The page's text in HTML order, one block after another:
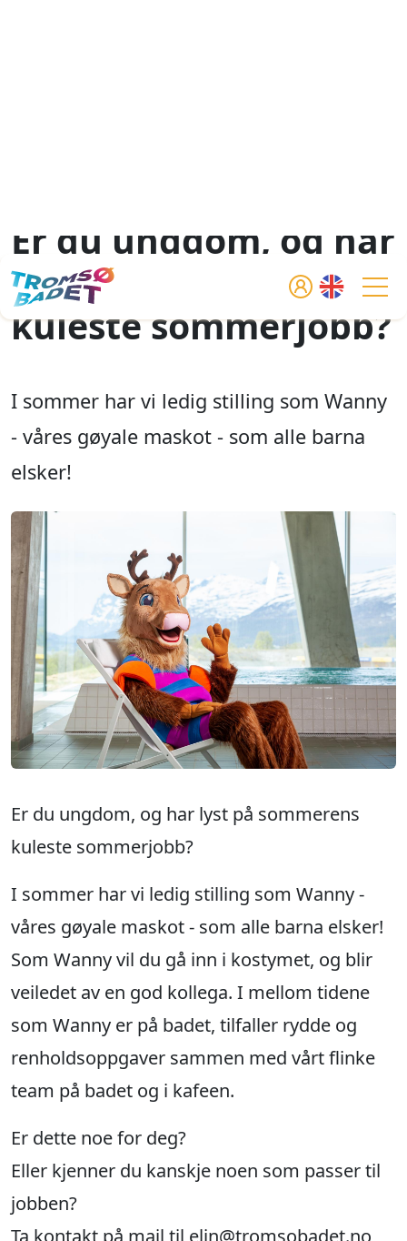
elsker!
Er du ungdom, og har lyst på sommerens
kuleste sommerjobb?
I sommer har vi ledig stilling som Wanny -
våres gøyale maskot - som alle barna elsker!
Som Wanny vil du gå inn i kostymet, og blir
veiledet av en god kollega. I mellom tidene
renholdsoppgaver sammen med vårt flinke
team på badet og i kafeen.
Er dette noe for deg?
Eller kjenner du kanskje noen som passer til
jobben?
Ta kontakt på mail til elin@tromsobadet.no
for å høre mer om stillingen. Eller send oss en
enkel søknad.